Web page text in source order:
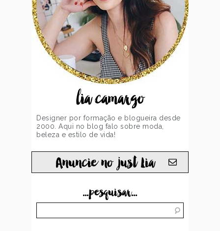
lia camargo
Designer por formação e blogueira desde
2000. Aqui no blog falo sobre moda,
beleza e estilo de vida!
Anuncie no just Lia
...pesquisar...